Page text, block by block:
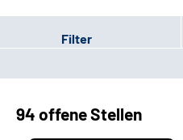
Filter
94 offene Stellen